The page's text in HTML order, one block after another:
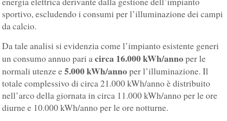
sportivo, escludendo i consumi per l’illuminazione dei campi
da calcio.
Da tale analisi si evidenzia come l’impianto esistente generi
un consumo annuo pari acirca 16.000 kWh/annoper le
normali utenze e5.000 kWh/annoper l’illuminazione. Il
totale complessivo di circa 21.000 kWh/anno è distribuito
nell’arco della giornata in circa 11.000 kWh/anno per le ore
diurne e 10.000 kWh/anno per le ore notturne.